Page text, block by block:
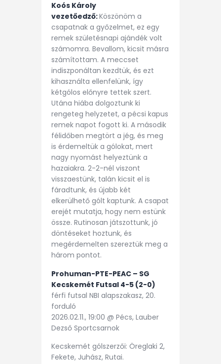
Koós Károly
vezetőedző:Köszönöm a
csapatnak a győzelmet, ez egy
remek születésnapi ajándék volt
számomra. Bevallom, kicsit másra
számítottam. A meccset
indiszponáltan kezdtük, és ezt
kihasználta ellenfelünk, így
kétgólos előnyre tettek szert.
Utána hiába dolgoztunk ki
rengeteg helyzetet, a pécsi kapus
remek napot fogott ki. A második
félidőben megtört a jég, és meg
is érdemeltük a gólokat, mert
nagy nyomást helyeztünk a
hazaiakra. 2-2-nél viszont
visszaestünk, talán kicsit el is
fáradtunk, és újabb két
elkerülhető gólt kaptunk. A csapat
erejét mutatja, hogy nem estünk
össze. Rutinosan játszottunk, jó
döntéseket hoztunk, és
megérdemelten szereztük meg a
három pontot.
Prohuman-PTE-PEAC – SG
Kecskemét Futsal 4-5 (2-0)
férfi futsal NBI alapszakasz, 20.
forduló
2026.02.11., 19:00 @ Pécs, Lauber
Dezső Sportcsarnok
Kecskemét gólszerzői: Öreglaki 2,
Fekete, Juhász, Rutai.